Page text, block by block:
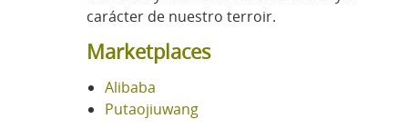
carácter de nuestro terroir.
Marketplaces
Alibaba
Putaojiuwang